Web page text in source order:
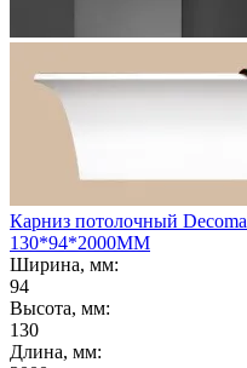
Карниз потолочный
130*94*2000ММ
Ширина, мм:
94
Высота, мм:
130
Длина, мм: